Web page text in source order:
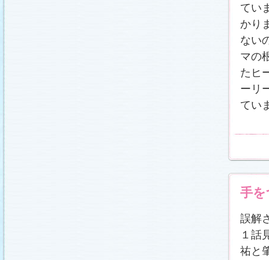
てい
かり
ない
マの
たヒ
ーリ
てい
手
誤解
１話
祐と